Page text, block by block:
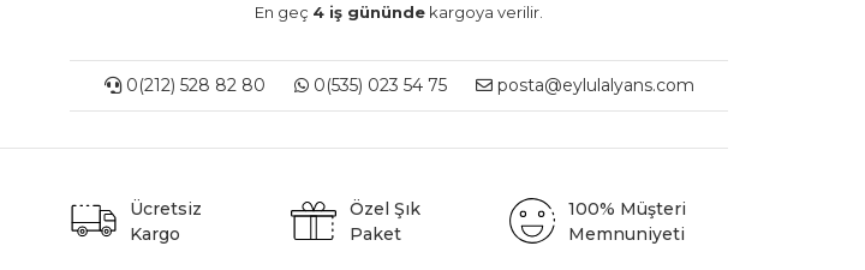
En geç 4 iş gününde kargoya verilir.
0(212) 528 82 80 0(535) 023 54 75 posta@eylulalyans.com
Ücretsiz
Kargo
Özel Şık
Paket
100% Müşteri
Memnuniyeti